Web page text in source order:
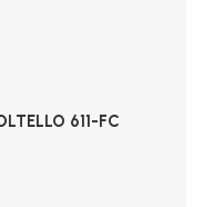
611-FC